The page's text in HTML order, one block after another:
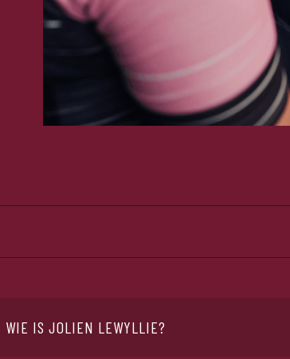
WIE IS JOLIEN LEWYLLIE?